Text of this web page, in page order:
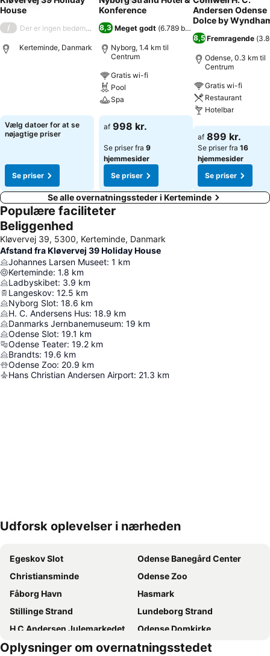
House
/ Der er ingen bedømmelse
Kerteminde, Danmark
Vælg datoer for at se
nøjagtige priser
Se priser
Konference
8,3 Meget godt (6.789 bedømmelser)
Nyborg, 1.4 km til
Centrum
Gratis wi-fi
Pool
Spa
Se priser
af 998 kr.
Se priser fra 9
hjemmesider
Se priser
Andersen Odense
Dolce by
8,5Fremragende (
Odense, 0.3 km til
Centrum
Gratis wi-fi
Restaurant
Hotelbar
Se priser
af 899 kr.
Se priser fra 16
hjemmesider
Se priser
Se alle overnatningssteder i Kerteminde
Populære faciliteter
Beliggenhed
Kløvervej 39, 5300, Kerteminde, Danmark
Afstand fra Kløvervej 39 Holiday House
Johannes Larsen Museet: 1 km
Kerteminde: 1.8 km
Ladbyskibet: 3.9 km
Langeskov: 12.5 km
Nyborg Slot: 18.6 km
H. C. Andersens Hus: 18.9 km
Danmarks Jernbanemuseum: 19 km
Odense Slot: 19.1 km
Odense Teater: 19.2 km
Brandts: 19.6 km
Odense Zoo: 20.9 km
Hans Christian Andersen Airport: 21.3 km
Udvid kort
Udforsk oplevelser i nærheden
Egeskov Slot
Odense Banegård Center
Christiansminde
Odense Zoo
Fåborg Havn
Hasmark
Stillinge Strand
Lundeborg Strand
H C Andersen Julemarkedet
Odense Domkirke
Hans Christian Andersen Hus Holckenhavn Slot
Oplysninger om overnatningsstedet